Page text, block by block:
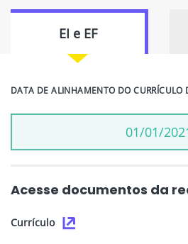
EI e EF
DATA DE ALINHAMENTO DO CURRÍCULO
01/01/
Acesse documentos da
Currículo